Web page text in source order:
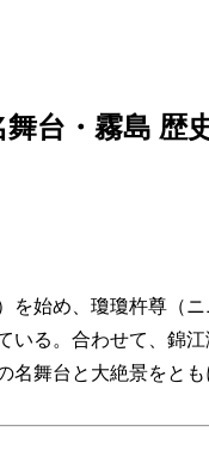
台・霧島 歴
を始め、瓊瓊杵尊（
いる。合わせて、錦
舞台と大絶景をと